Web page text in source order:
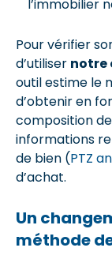
l’immobilier
Pour vérifier
d’utiliser notre
outil estime le
d’obtenir en
composition
informations
de bien (PTZ
d’achat.
Un
méthode